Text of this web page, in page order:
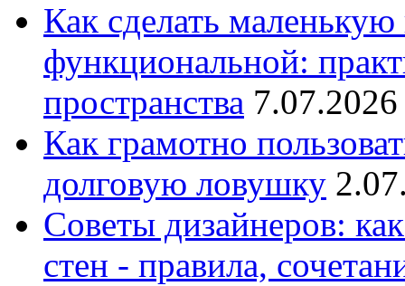
Как сделать
функциональной:
пространства
Как грамотно
долговую ловушку
Советы дизайнеров:
стен - правила,